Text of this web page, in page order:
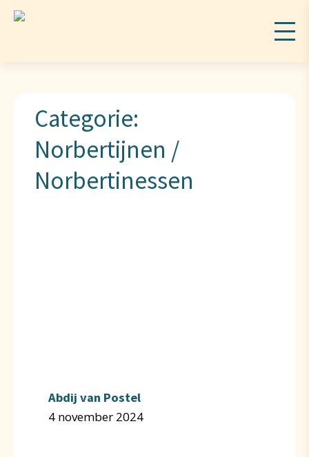
Categorie:
Norbertijnen /
Norbertinessen
Abdij van Postel
4 november 2024